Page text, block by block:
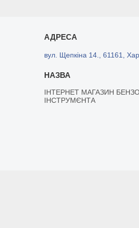
вул. Щепкіна 14., 61161,
ІНТЕРНЕТ МАГАЗИН
ІНСТРУМЄНТА